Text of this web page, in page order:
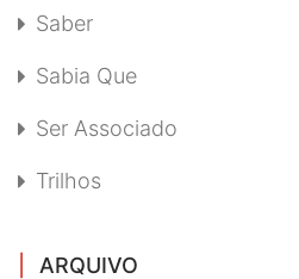
Saber
Sabia Que
Ser Associado
Trilhos
ARQUIVO